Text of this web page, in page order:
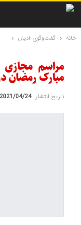
خانه گفت‌و‌گوی ادیان
مراسم مجازی
مبارک رمضان
تاریخ انتشار: 2021/04/24 - 11:38 ق.ظ